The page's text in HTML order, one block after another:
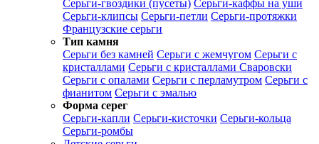
Серьги-гвоздики (пусеты) Серьги-каффы на уши
Серьги-клипсы Серьги-петли Серьги-протяжки
Французские серьги
Тип камня
Серьги без камней Серьги с жемчугом Серьги с
кристаллами Серьги с кристаллами Сваровски
Серьги с опалами Серьги с перламутром Серьги с
фианитом Серьги с эмалью
Форма серег
Серьги-капли Серьги-кисточки Серьги-кольца
Серьги-ромбы